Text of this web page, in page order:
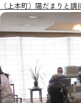
（上本町）陽だまりと